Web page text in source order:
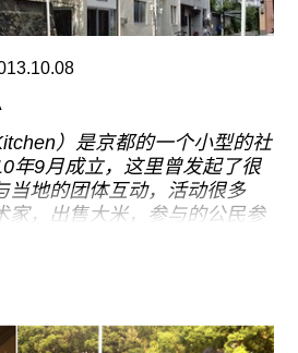
国家艺术画廊宣布接受杜文捐
些作品将在詹姆斯•梅耶
的展览“从洛杉矶到纽约：杜
展。近期，杜文坐在她的上西
己的生活，住处里的收藏，只
的冰山一角，但那里依然称
写实主义、极简主义和大地艺
）是京都的一个小型的社
年9月成立，这里曾发起了很
当地的团体互动，活动很多
家，出售大米，参与的公民参